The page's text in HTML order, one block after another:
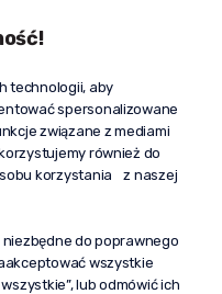
technologii, aby
spersonalizowane
związane z mediami
również do
korzystania z naszej
niezbędne do poprawnego
wszystkie
lub odmówić ich